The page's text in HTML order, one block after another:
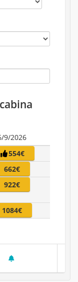
9/2026
554€
662€
922€
1084€